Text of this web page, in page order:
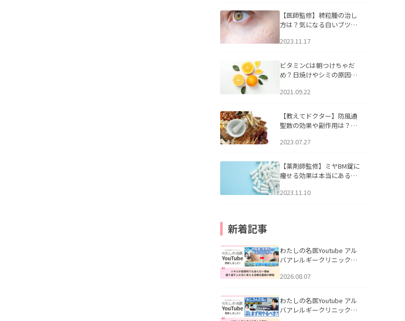
【医師監修】稗粒腫の治し
方は？気になる白いブツブ
アについて
2023.11.17
ビタミンCは朝つけちゃだ
め？日焼けやシミの原因に
2021.09.22
【教えてドクター】防風通
聖散の効果や副作用は？長
2023.07.27
【薬剤師監修】ミヤBM錠に
痩せる効果は本当にある
2023.11.10
新着記事
わたしの名医Youtube アル
バアレルギークリニック札
らない理由｜繰り返す人が
説」を公開いたしました。
2026.08.07
わたしの名医Youtube アル
バアレルギークリニック札